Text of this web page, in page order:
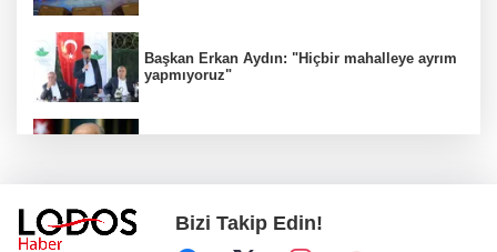
Başkan Erkan Aydın: "Hiçbir mahalleye ayrım
yapmıyoruz"
BUSKİ duyurdu: Nilüfer'in iki mahallesinde 9
Bizi Takip Edin!